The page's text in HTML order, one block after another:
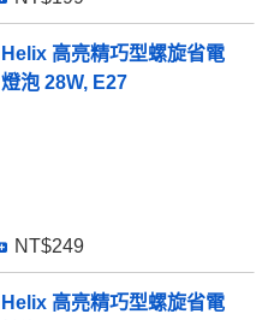
Helix 高亮精巧型螺旋省電
燈泡 28W, E27
NT$249
Helix 高亮精巧型螺旋省電